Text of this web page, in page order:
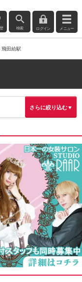
検索 ログイン メニュー
飛田給駅
さらに絞り込む▼